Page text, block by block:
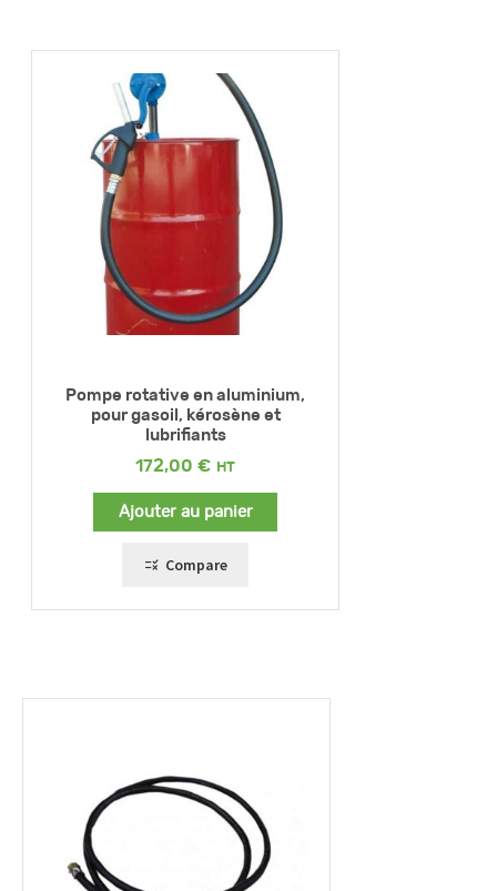
Pompe rotative en aluminium,
pour gasoil, kérosène et
lubrifiants
172,00 €
Ajouter au panier
Compare